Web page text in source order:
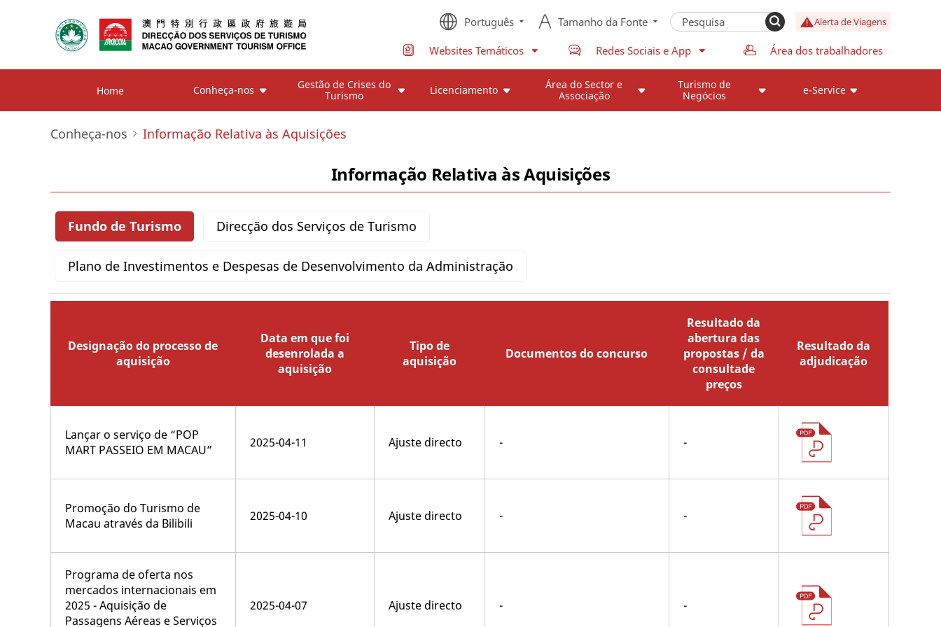
Português Tamanho da Fonte Alerta de Viagens
Websites Temáticos Redes Sociais e App Área dos trabalhadores
Home Conheça-nos
Gestão de Crises do
Turismo
Licenciamento
Área do Sector e
Associação
Turismo de
Negócios
e-Service
Conheça-nos Informação Relativa às Aquisições
Informação Relativa às Aquisições
Fundo de Turismo Direcção dos Serviços de Turismo
Plano de Investimentos e Despesas de Desenvolvimento da Administração
Designação do processo de
aquisição
Data em que foi
desenrolada a
aquisição
Tipo de
aquisição
Documentos do concurso
Resultado da
abertura das
propostas / da
consultade
preços
Resultado da
adjudicação
Lançar o serviço de “POP
MART PASSEIO EM MACAU”
2025-04-11 Ajuste directo - -
Promoção do Turismo de
Macau através da Bilibili
2025-04-10 Ajuste directo - -
Programa de oferta nos
mercados internacionais em
2025 - Aquisição de
Passagens Aéreas e Serviços
2025-04-07 Ajuste directo - -